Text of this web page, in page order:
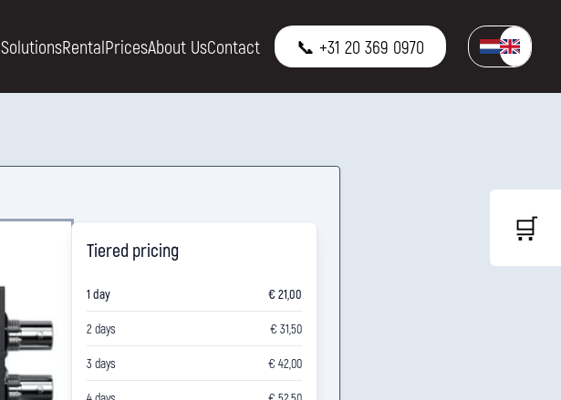
SolutionsRentalPricesAbout UsContact 📞 +31 20 369 0970
Tiered pricing
1 day € 21,00
2 days € 31,50
3 days € 42,00
🛒